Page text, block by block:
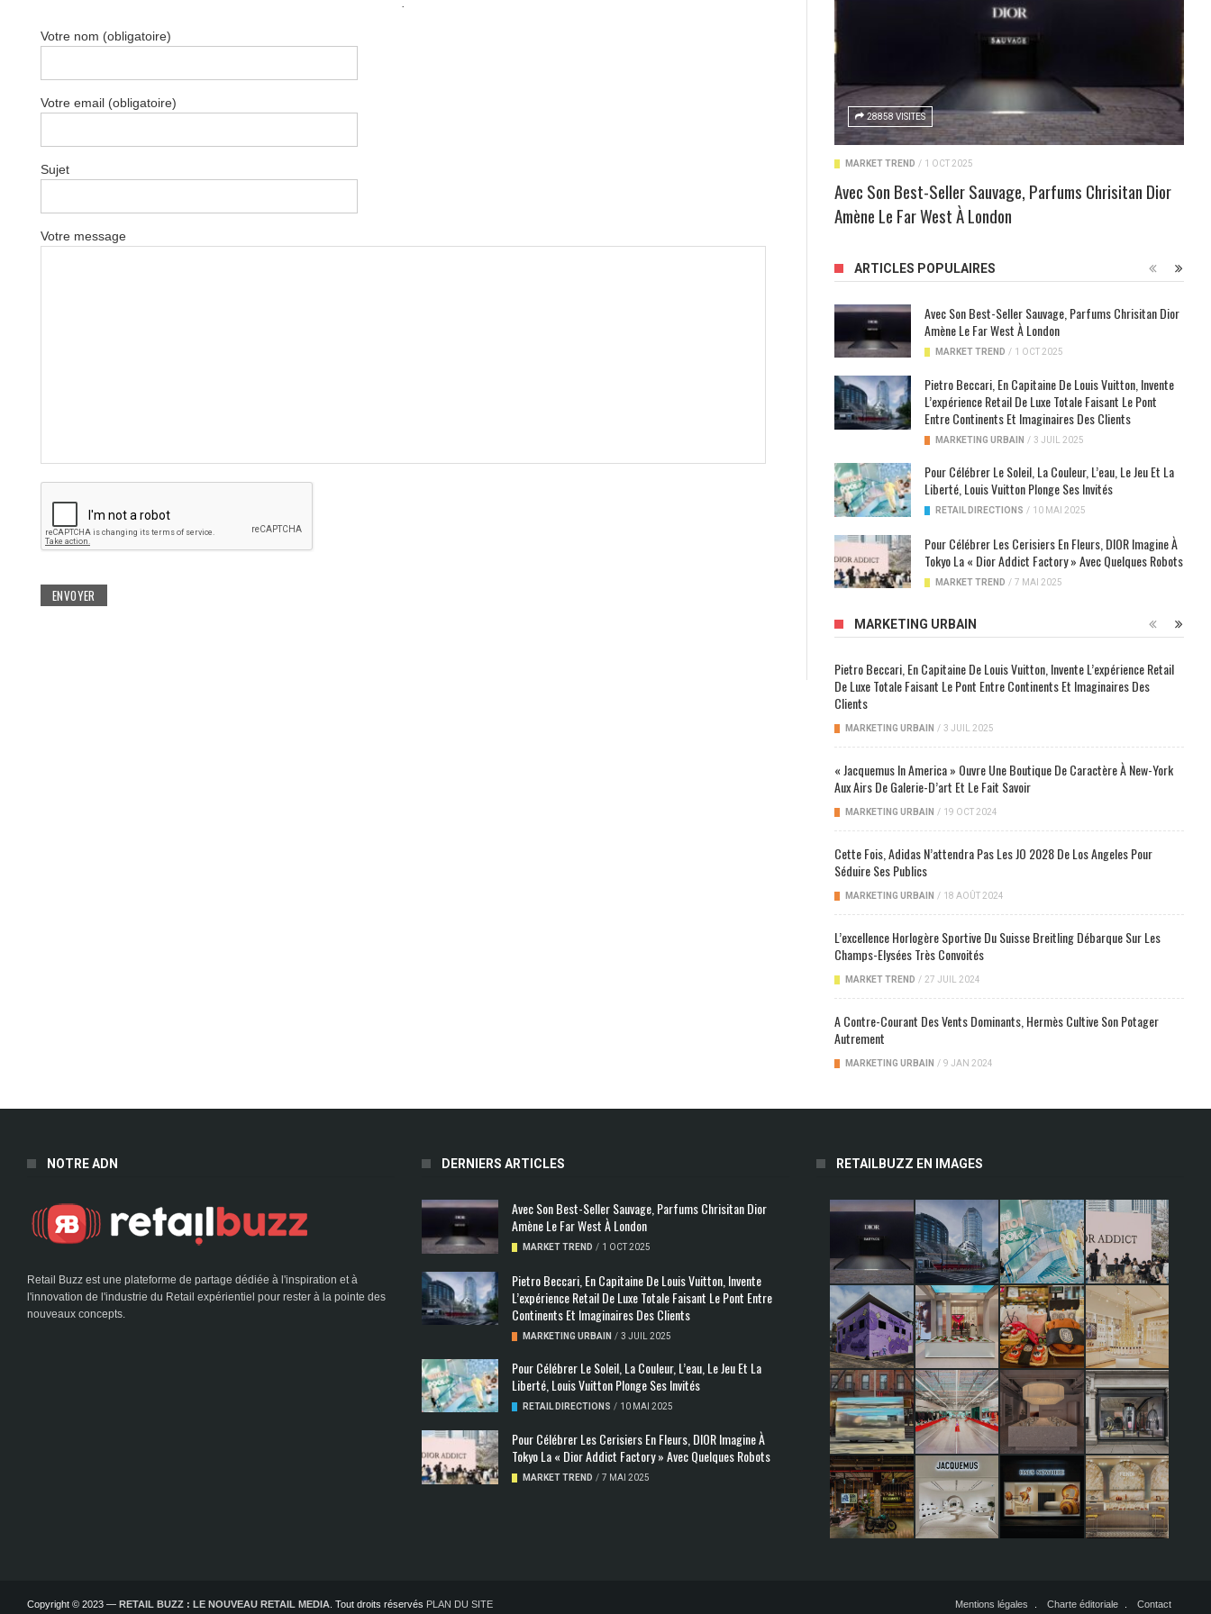
.
Votre nom (obligatoire)
Votre email (obligatoire)
Sujet
Votre message
28858 VISITES
MARKET TREND / 1 OCT 2025
Avec Son Best-Seller Sauvage, Parfums Chrisitan Dior
Amène Le Far West À London
ARTICLES POPULAIRES
Avec Son Best-Seller Sauvage, Parfums Chrisitan Dior
Amène Le Far West À London
MARKET TREND / 1 OCT 2025
Pietro Beccari, En Capitaine De Louis Vuitton, Invente
L’expérience Retail De Luxe Totale Faisant Le Pont
Entre Continents Et Imaginaires Des Clients
MARKETING URBAIN / 3 JUIL 2025
Pour Célébrer Le Soleil, La Couleur, L’eau, Le Jeu Et La
Liberté, Louis Vuitton Plonge Ses Invités
RETAIL DIRECTIONS / 10 MAI 2025
Pour Célébrer Les Cerisiers En Fleurs, DIOR Imagine À
Tokyo La « Dior Addict Factory » Avec Quelques Robots
MARKET TREND / 7 MAI 2025
MARKETING URBAIN
Pietro Beccari, En Capitaine De Louis Vuitton, Invente L’expérience Retail
De Luxe Totale Faisant Le Pont Entre Continents Et Imaginaires Des
Clients
MARKETING URBAIN / 3 JUIL 2025
« Jacquemus In America » Ouvre Une Boutique De Caractère À New-York
Aux Airs De Galerie-D’art Et Le Fait Savoir
MARKETING URBAIN / 19 OCT 2024
Cette Fois, Adidas N’attendra Pas Les JO 2028 De Los Angeles Pour
Séduire Ses Publics
MARKETING URBAIN / 18 AOÛT 2024
L’excellence Horlogère Sportive Du Suisse Breitling Débarque Sur Les
Champs-Elysées Très Convoités
MARKET TREND / 27 JUIL 2024
A Contre-Courant Des Vents Dominants, Hermès Cultive Son Potager
Autrement
MARKETING URBAIN / 9 JAN 2024
NOTRE ADN
Retail Buzz est une plateforme de partage dédiée à l'inspiration et à
l'innovation de l'industrie du Retail expérientiel pour rester à la pointe des
nouveaux concepts.
DERNIERS ARTICLES
Avec Son Best-Seller Sauvage, Parfums Chrisitan Dior
Amène Le Far West À London
MARKET TREND / 1 OCT 2025
Pietro Beccari, En Capitaine De Louis Vuitton, Invente
L’expérience Retail De Luxe Totale Faisant Le Pont Entre
Continents Et Imaginaires Des Clients
MARKETING URBAIN / 3 JUIL 2025
Pour Célébrer Le Soleil, La Couleur, L’eau, Le Jeu Et La
Liberté, Louis Vuitton Plonge Ses Invités
RETAIL DIRECTIONS / 10 MAI 2025
Pour Célébrer Les Cerisiers En Fleurs, DIOR Imagine À
Tokyo La « Dior Addict Factory » Avec Quelques Robots
MARKET TREND / 7 MAI 2025
RETAILBUZZ EN IMAGES
Copyright © 2023 — RETAIL BUZZ : LE NOUVEAU RETAIL MEDIA. Tout droits réservés PLAN DU SITE Mentions légales Charte éditoriale Contact